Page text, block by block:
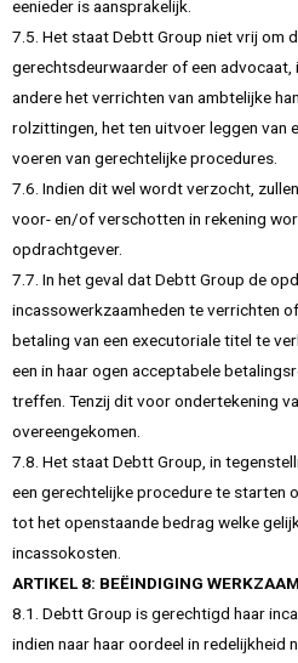
eenieder is aansprakelijk.
7.5. Het staat Debtt Group niet vrij om
gerechtsdeurwaarder of een advocaat,
andere het verrichten van ambtelijke
rolzittingen, het ten uitvoer leggen van
voeren van gerechtelijke procedures.
7.6. Indien dit wel wordt verzocht,
voor- en/of verschotten in rekening
opdrachtgever.
7.7. In het geval dat Debtt Group de
incassowerkzaamheden te verrichten
betaling van een executoriale titel te
een in haar ogen acceptabele
treffen. Tenzij dit voor ondertekening
overeengekomen.
7.8. Het staat Debtt Group, in
een gerechtelijke procedure te starten
tot het openstaande bedrag welke
incassokosten.
ARTIKEL 8: BEËINDIGING
8.1. Debtt Group is gerechtigd haar
indien naar haar oordeel in redelijkheid